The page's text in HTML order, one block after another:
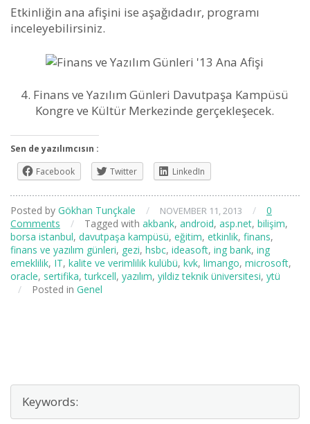
Etkinliğin ana afişini ise aşağıdadır, programı
inceleyebilirsiniz.
4. Finans ve Yazılım Günleri Davutpaşa Kampüsü
Kongre ve Kültür Merkezinde gerçekleşecek.
Sen de yazılımcısın :
Facebook
Twitter LinkedIn
Posted by Gökhan Tunçkale / NOVEMBER 11, 2013 /
0
Comments
/ Tagged with akbank, android, asp.net, bilişim,
borsa istanbul, davutpaşa kampüsü, eğitim, etkinlik, finans,
finans ve yazılım günleri, gezi, hsbc, ideasoft, ing bank, ing
emeklilik, IT, kalite ve verimlilik kulübü, kvk, limango, microsoft,
oracle, sertifika, turkcell, yazılım, yildiz teknik üniversitesi, ytü
/
Posted in Genel